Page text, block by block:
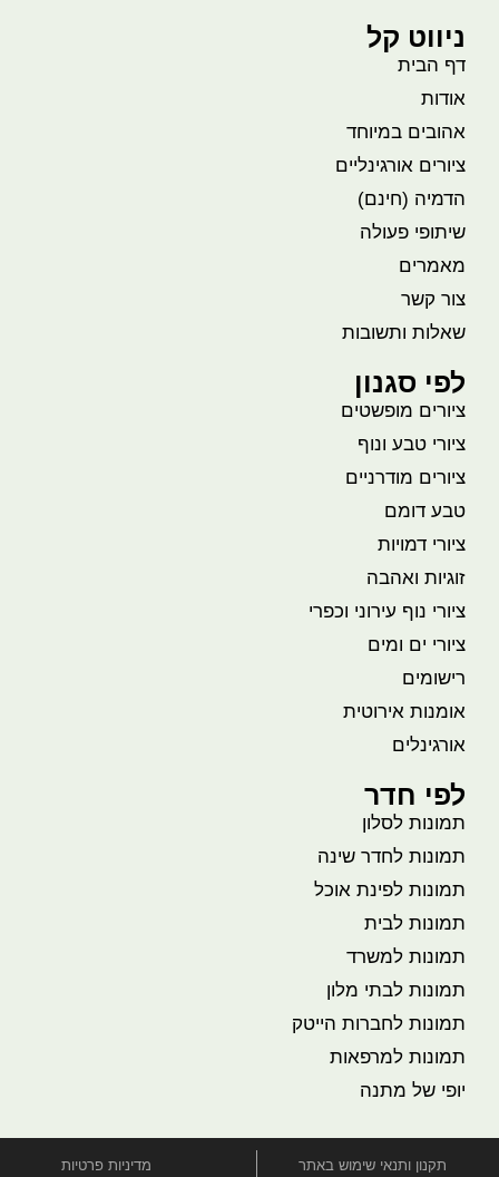
ניווט קל
דף הבית
אודות
אהובים במיוחד
ציורים אורגינליים
הדמיה (חינם)
שיתופי פעולה
מאמרים
צור קשר
שאלות ותשובות
לפי סגנון
ציורים מופשטים
ציורי טבע ונוף
ציורים מודרניים
טבע דומם
ציורי דמויות
זוגיות ואהבה
ציורי נוף עירוני וכפרי
ציורי ים ומים
רישומים
אומנות אירוטית
אורגינלים
לפי חדר
תמונות לסלון
תמונות לחדר שינה
תמונות לפינת אוכל
תמונות לבית
תמונות למשרד
תמונות לבתי מלון
תמונות לחברות הייטק
תמונות למרפאות
יופי של מתנה
תקנון ותנאי שימוש באתר מדיניות פרטיות